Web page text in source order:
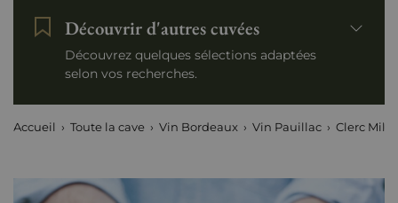
Découvrir d'autres cuvées
Découvrez quelques sélections adaptées
selon vos recherches.
Accueil Toute la cave Vin Bordeaux Vin Pauillac Clerc